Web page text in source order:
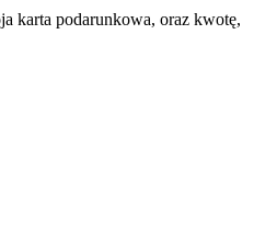
karta podarunkowa, oraz kwotę,